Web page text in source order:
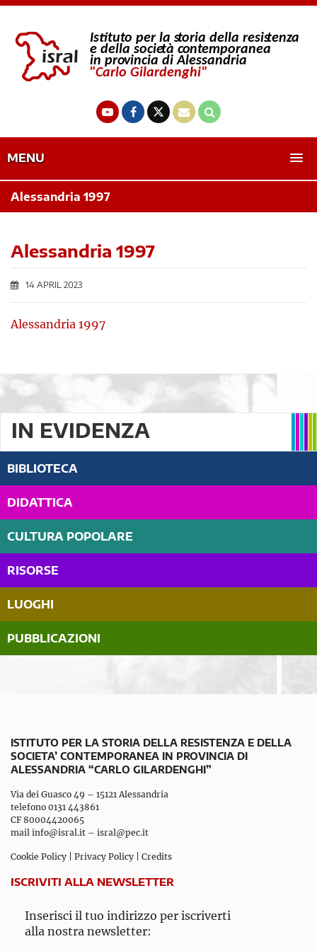
MENU
Alessandria 1997
Alessandria 1997
14 APRIL 2023
Alessandria 1997
IN EVIDENZA
BIBLIOTECA
DIDATTICA
CULTURA POPOLARE
RISORSE
LUOGHI
PUBBLICAZIONI
ISTITUTO PER LA STORIA DELLA RESISTENZA E DELLA
SOCIETA’ CONTEMPORANEA IN PROVINCIA DI
ALESSANDRIA “CARLO GILARDENGHI”
Via dei Guasco 49 – 15121 Alessandria
telefono 0131 443861
CF 80004420065
mail info@isral.it – isral@pec.it
Cookie Policy Privacy Policy Credits
ISCRIVITI ALLA NEWSLETTER
Inserisci il tuo indirizzo per iscriverti
alla nostra newsletter: